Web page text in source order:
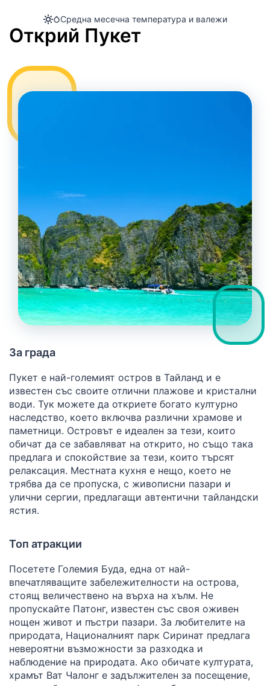
Средна месечна температура и валежи
Открий Пукет
За града
Пукет е най-големият остров в Тайланд и е
известен със своите отлични плажове и кристални
води. Тук можете да откриете богато културно
наследство, което включва различни храмове и
паметници. Островът е идеален за тези, които
обичат да се забавляват на открито, но също така
предлага и спокойствие за тези, които търсят
релаксация. Местната кухня е нещо, което не
трябва да се пропуска, с живописни пазари и
улични сергии, предлагащи автентични тайландски
ястия.
Топ атракции
Посетете Големия Буда, една от най-
впечатляващите забележителности на острова,
стоящ величествено на върха на хълм. Не
пропускайте Патонг, известен със своя оживен
нощен живот и пъстри пазари. За любителите на
природата, Националният парк Сиринат предлага
невероятни възможности за разходка и
наблюдение на природата. Ако обичате културата,
храмът Ват Чалонг е задължителен за посещение,